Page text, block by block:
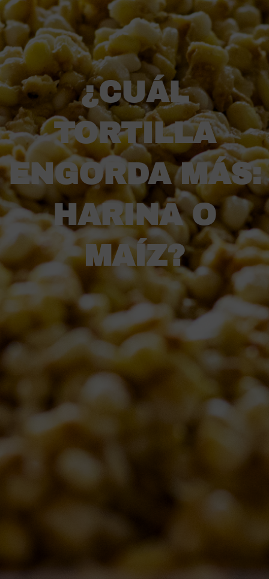
¿CUÁL
TORTILLA
ENGORDA MÁS:
HARINA O
MAÍZ?